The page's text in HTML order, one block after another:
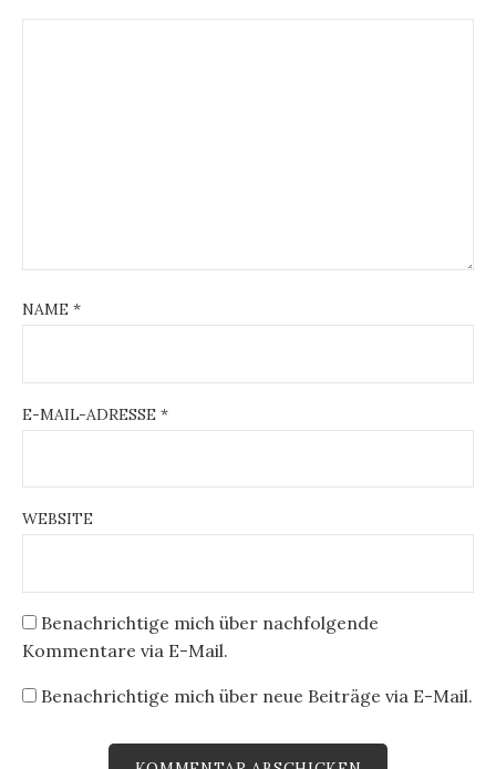
NAME *
E-MAIL-ADRESSE *
WEBSITE
Benachrichtige mich über nachfolgende
Kommentare via E-Mail.
Benachrichtige mich über neue Beiträge via E-Mail.